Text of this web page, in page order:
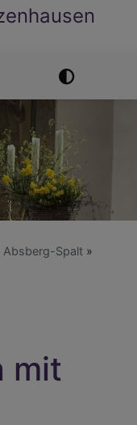
Absberg-Spalt
mit